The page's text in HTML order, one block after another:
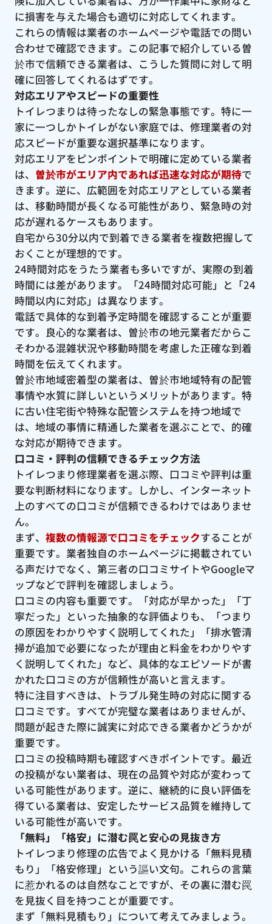
に損害を与えた場合も適切に対応してくれます。
これらの情報は業者のホームページや電話での問い
合わせで確認できます。この記事で紹介している曽
於市で信頼できる業者は、こうした質問に対して明
確に回答してくれるはずです。
対応エリアやスピードの重要性
トイレつまりは待ったなしの緊急事態です。特に一
家に一つしかトイレがない家庭では、修理業者の対
応スピードが重要な選択基準になります。
対応エリアをピンポイントで明確に定めている業者
は、 曽於市がエリア内であれば迅速な対応が期待で
きます。逆に、広範囲を対応エリアとしている業者
は、移動時間が長くなる可能性があり、緊急時の対
応が遅れるケースもあります。
自宅から30分以内で到着できる業者を複数把握して
おくことが理想的です。
24時間対応をうたう業者も多いですが、実際の到着
時間には差があります。「24時間対応可能」と「24
時間以内に対応」は異なります。
電話で具体的な到着予定時間を確認することが重要
です。良心的な業者は、曽於市の地元業者だからこ
そわかる混雑状況や移動時間を考慮した正確な到着
時間を伝えてくれます。
曽於市地域密着型の業者は、曽於市地域特有の配管
事情や水質に詳しいというメリットがあります。特
に古い住宅街や特殊な配管システムを持つ地域で
は、地域の事情に精通した業者を選ぶことで、的確
な対応が期待できます。
口コミ・評判の信頼できるチェック方法
トイレつまり修理業者を選ぶ際、口コミや評判は重
要な判断材料になります。しかし、インターネット
上のすべての口コミが信頼できるわけではありませ
ん。
まず、 複数の情報源で口コミをチェックすることが
重要です。業者独自のホームページに掲載されてい
る声だけでなく、第三者の口コミサイトやGoogleマ
ップなどで評判を確認しましょう。
口コミの内容も重要です。「対応が早かった」「丁
寧だった」といった抽象的な評価よりも、「つまり
の原因をわかりやすく説明してくれた」「排水管清
掃が追加で必要になったが理由と料金をわかりやす
く説明してくれた」など、具体的なエピソードが書
かれた口コミの方が信頼性が高いと言えます。
特に注目すべきは、トラブル発生時の対応に関する
口コミです。すべてが完璧な業者はありませんが、
問題が起きた際に誠実に対応できる業者かどうかが
重要です。
口コミの投稿時期も確認すべきポイントです。最近
の投稿がない業者は、現在の品質や対応が変わって
いる可能性があります。逆に、継続的に良い評価を
得ている業者は、安定したサービス品質を維持して
いる可能性が高いです。
「無料」「格安」に潜む罠と安心の見抜き方
トイレつまり修理の広告でよく見かける「無料見積
もり」「格安修理」という謳い文句。これらの言葉
に惹かれるのは自然なことですが、その裏に潜む罠
を見抜く目を持つことが重要です。
まず「無料見積もり」について考えてみましょう。